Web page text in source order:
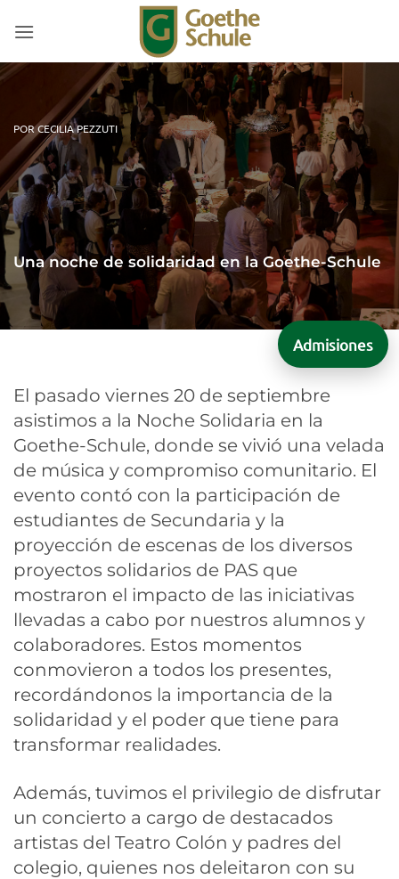
POR CECILIA PEZZUTI
Una noche de solidaridad en la Goethe-Schule
El pasado viernes 20 de septiembre
asistimos a la Noche Solidaria en la
Goethe-Schule, donde se vivió una velada
de música y compromiso comunitario. El
evento contó con la participación de
estudiantes de Secundaria y la
proyección de escenas de los diversos
proyectos solidarios de PAS que
mostraron el impacto de las iniciativas
llevadas a cabo por nuestros alumnos y
colaboradores. Estos momentos
conmovieron a todos los presentes,
recordándonos la importancia de la
solidaridad y el poder que tiene para
transformar realidades.
Además, tuvimos el privilegio de disfrutar
un concierto a cargo de destacados
artistas del Teatro Colón y padres del
colegio, quienes nos deleitaron con su
Admisiones